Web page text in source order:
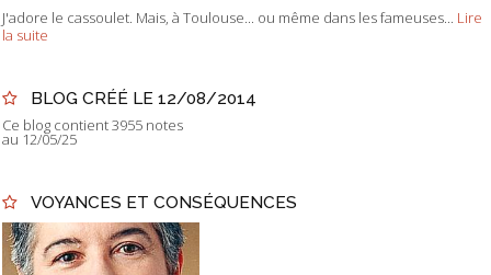
J'adore le cassoulet. Mais, à Toulouse... ou même dans les fameuses...
Lire
la suite
BLOG CRÉÉ LE 12/08/2014
Ce blog contient 3955 notes
au 12/05/25
VOYANCES ET CONSÉQUENCES